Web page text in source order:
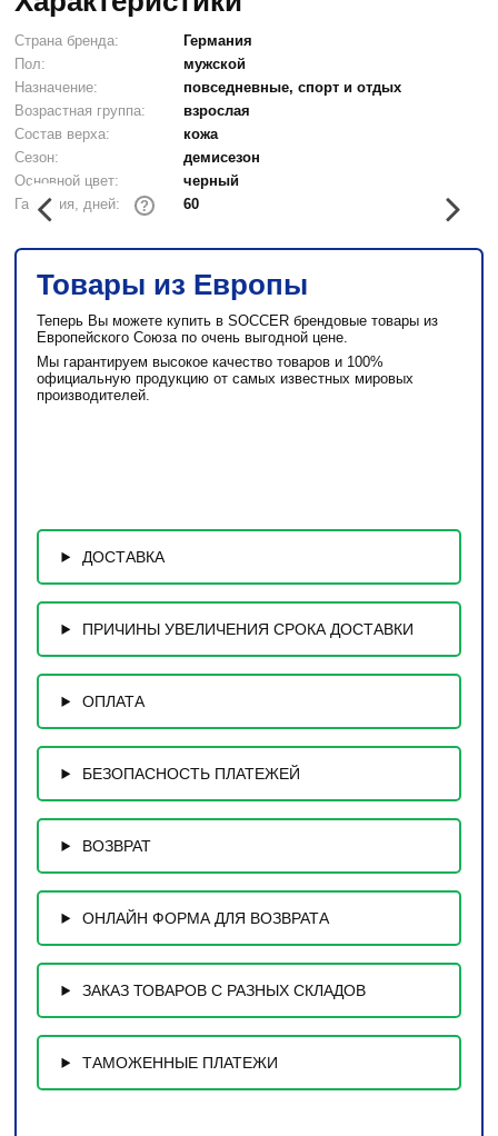
Страна бренда:
Германия
Пол:
мужской
Назначение:
повседневные, спорт и отдых
Возрастная группа:
взрослая
Состав верха:
кожа
Сезон:
демисезон
Основной цвет:
черный
Гарантия, дней:
? 60
Товары из Европы
Теперь Вы можете купить в SOCCER брендовые товары из
Европейского Союза по очень выгодной цене.
Мы гарантируем высокое качество товаров и 100%
официальную продукцию от самых известных мировых
производителей.
ДОСТАВКА
ПРИЧИНЫ УВЕЛИЧЕНИЯ СРОКА ДОСТАВКИ
ОПЛАТА
БЕЗОПАСНОСТЬ ПЛАТЕЖЕЙ
ВОЗВРАТ
ОНЛАЙН ФОРМА ДЛЯ ВОЗВРАТА
ЗАКАЗ ТОВАРОВ С РАЗНЫХ СКЛАДОВ
ТАМОЖЕННЫЕ ПЛАТЕЖИ